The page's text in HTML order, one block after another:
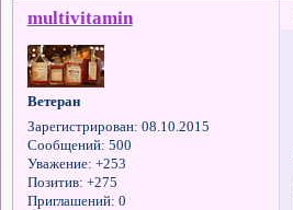
multivitamin
Ветеран
Зарегистрирован: 08.10.2015
Сообщений: 500
Уважение: +253
Позитив: +275
Приглашений: 0